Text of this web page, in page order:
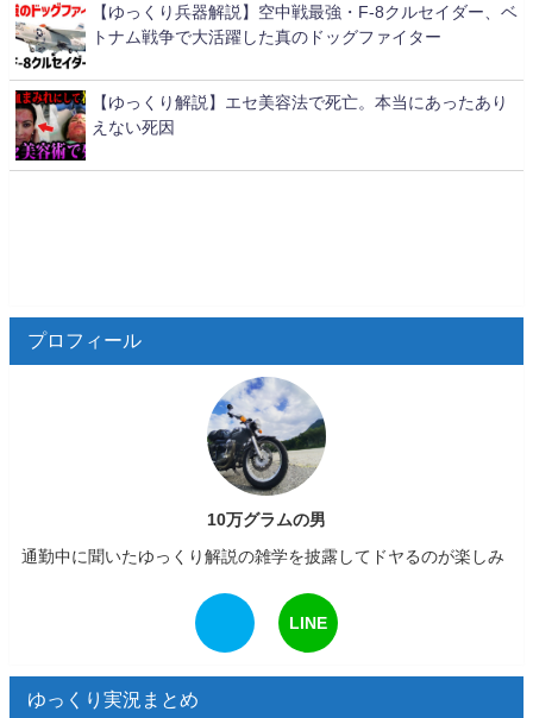
【ゆっくり兵器解説】空中戦最強・F-8クルセイダー、ベ
トナム戦争で大活躍した真のドッグファイター
【ゆっくり解説】エセ美容法で死亡。本当にあったあり
えない死因
プロフィール
10万グラムの男
通勤中に聞いたゆっくり解説の雑学を披露してドヤるのが楽しみ
LINE
ゆっくり実況まとめ